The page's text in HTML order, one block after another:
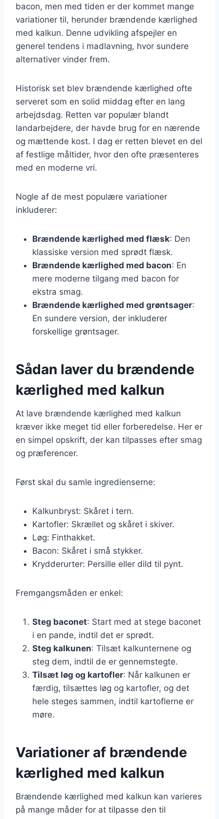
bacon, men med tiden er der kommet mange
variationer til, herunder brændende kærlighed
med kalkun. Denne udvikling afspejler en
generel tendens i madlavning, hvor sundere
alternativer vinder frem.
Historisk set blev brændende kærlighed ofte
serveret som en solid middag efter en lang
arbejdsdag. Retten var populær blandt
landarbejdere, der havde brug for en nærende
og mættende kost. I dag er retten blevet en del
af festlige måltider, hvor den ofte præsenteres
med en moderne vri.
Nogle af de mest populære variationer
inkluderer:
Brændende kærlighed med flæsk: Den
klassiske version med sprødt flæsk.
Brændende kærlighed med bacon: En
mere moderne tilgang med bacon for
ekstra smag.
Brændende kærlighed med grøntsager:
En sundere version, der inkluderer
forskellige grøntsager.
Sådan laver du brændende
kærlighed med kalkun
At lave brændende kærlighed med kalkun
kræver ikke meget tid eller forberedelse. Her er
en simpel opskrift, der kan tilpasses efter smag
og præferencer.
Først skal du samle ingredienserne:
Kalkunbryst: Skåret i tern.
Kartofler: Skrællet og skåret i skiver.
Løg: Finthakket.
Bacon: Skåret i små stykker.
Krydderurter: Persille eller dild til pynt.
Fremgangsmåden er enkel:
Steg baconet: Start med at stege baconet
i en pande, indtil det er sprødt.
Steg kalkunen: Tilsæt kalkunternene og
steg dem, indtil de er gennemstegte.
Tilsæt løg og kartofler: Når kalkunen er
færdig, tilsættes løg og kartofler, og det
hele steges sammen, indtil kartoflerne er
møre.
Variationer af brændende
kærlighed med kalkun
Brændende kærlighed med kalkun kan varieres
på mange måder for at tilpasse den til